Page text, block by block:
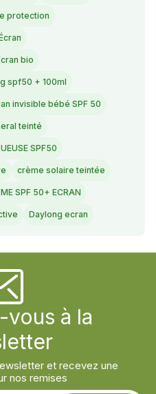
protection
bio
spf50 + 100ml
invisible bébé SPF 50
teinté
SPF50
crème solaire teintée
SPF 50+ ECRAN
Daylong ecran
à la
et recevez une
nos remises